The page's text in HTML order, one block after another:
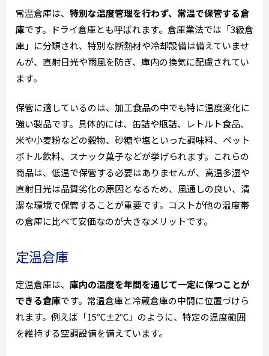
常温倉庫は、 特別な温度管理を行わず、常温で保管する倉
庫です。ドライ倉庫とも呼ばれます。倉庫業法では「3級倉
庫」に分類され、特別な断熱材や冷却設備は備えていませ
んが、直射日光や雨風を防ぎ、庫内の換気に配慮されてい
ます。
保管に適しているのは、加工食品の中でも特に温度変化に
強い製品です。具体的には、缶詰や瓶詰、レトルト食品、
米や小麦粉などの穀物、砂糖や塩といった調味料、ペット
ボトル飲料、スナック菓子などが挙げられます。これらの
商品は、低温で保管する必要はありませんが、高温多湿や
直射日光は品質劣化の原因となるため、風通しの良い、清
潔な環境で保管することが重要です。コストが他の温度帯
の倉庫に比べて安価なのが大きなメリットです。
定温倉庫
定温倉庫は、 庫内の温度を年間を通じて一定に保つことが
できる倉庫です。常温倉庫と冷蔵倉庫の中間に位置づけら
れます。例えば「15℃±2℃」のように、特定の温度範囲
を維持する空調設備を備えています。